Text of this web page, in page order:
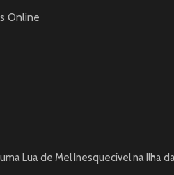
Online
Lua de Mel Inesquecível na Ilha